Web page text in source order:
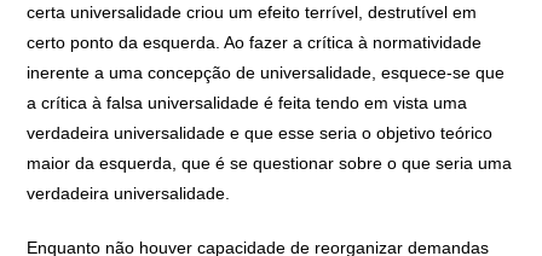
certa universalidade criou um efeito terrível, destrutível em
certo ponto da esquerda. Ao fazer a crítica à normatividade
inerente a uma concepção de universalidade, esquece-se que
a crítica à falsa universalidade é feita tendo em vista uma
verdadeira universalidade e que esse seria o objetivo teórico
maior da esquerda, que é se questionar sobre o que seria uma
verdadeira universalidade.
Enquanto não houver capacidade de reorganizar demandas